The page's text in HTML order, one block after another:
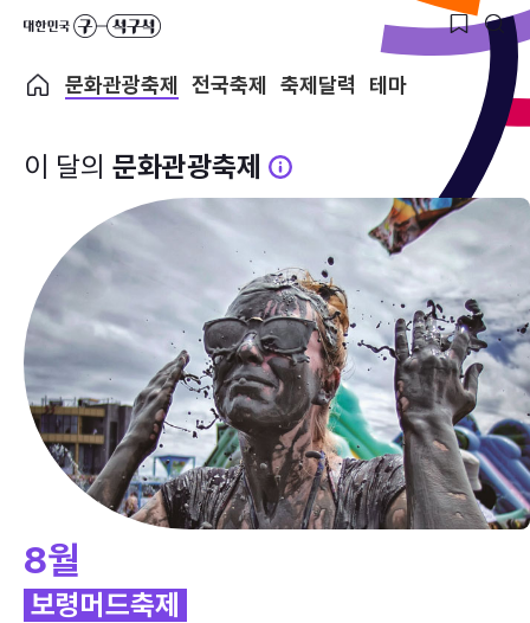
문화관광축제 전국축제 축제달력 테마
이 달의 문화관광축제
8월
보령머드축제